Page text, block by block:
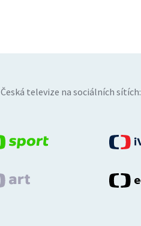
Česká televize na sociálních sítích: